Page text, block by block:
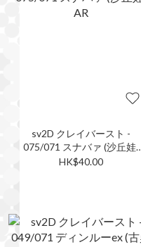
sv2D クレイバースト -
075/071 スナバァ (沙丘娃)
AR
HK$40.00